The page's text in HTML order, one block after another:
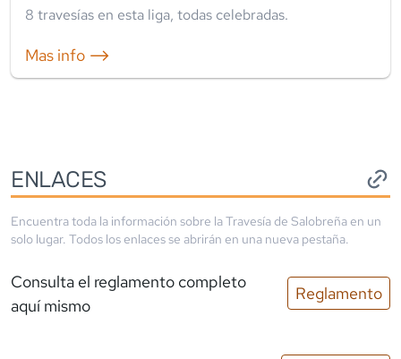
8 travesías en esta liga, todas celebradas.
Mas info ⟶
ENLACES
Encuentra toda la información sobre laTravesía de Salobreña en un
solo lugar. Todos los enlaces se abrirán en una nueva pestaña.
Consulta el reglamento completo
aquí mismo
Reglamento